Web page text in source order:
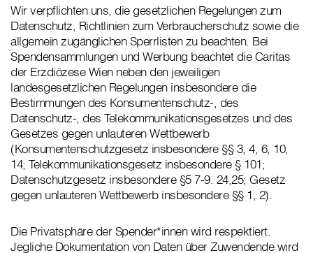
Wir verpflichten uns, die gesetzlichen Regelungen zum
Datenschutz, Richtlinien zum Verbraucherschutz sowie die
allgemein zugänglichen Sperrlisten zu beachten. Bei
Spendensammlungen und Werbung beachtet die Caritas
der Erzdiözese Wien neben den jeweiligen
landesgesetzlichen Regelungen insbesondere die
Bestimmungen des Konsumentenschutz-, des
Datenschutz-, des Telekommunikationsgesetzes und des
Gesetzes gegen unlauteren Wettbewerb
(Konsumentenschutzgesetz insbesondere §§ 3, 4, 6, 10,
14; Telekommunikationsgesetz insbesondere § 101;
Datenschutzgesetz insbesondere §5 7-9. 24,25; Gesetz
gegen unlauteren Wettbewerb insbesondere §§ 1, 2).
Die Privatsphäre der Spender*innen wird respektiert.
Jegliche Dokumentation von Daten über Zuwendende wird